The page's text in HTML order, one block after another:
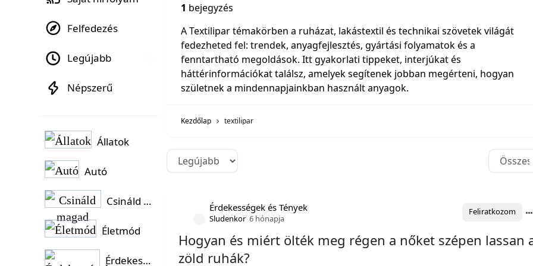
1 bejegyzés
A Textilipar témakörben a ruházat, lakástextil és technikai szövetek világát
fedezheted fel: trendek, anyagfejlesztés, gyártási folyamatok és a
fenntartható megoldások. Itt gyakorlati tippeket, interjúkat és
háttérinformációkat találsz, amelyek segítenek jobban megérteni, hogyan
születnek a mindennapjainkban használt anyagok.
Kezdőlap textilipar
Érdekességek és Tények
Sludenkor 6 hónapja
Feliratkozom
Hogyan és miért ölték meg régen a nőket szépen lassan
zöld ruhák?
Felfedezés
Legújabb
Népszerű
Állatok
Autó
Csináld magad
Életmód
Érdekességek